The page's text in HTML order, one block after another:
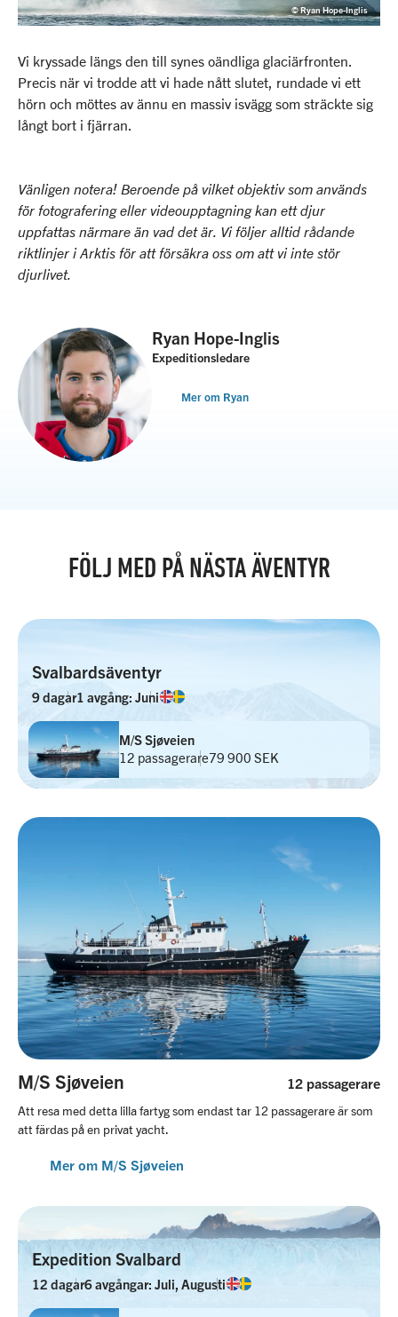
© Ryan Hope-Inglis
Vi kryssade längs den till synes oändliga glaciärfronten.
Precis när vi trodde att vi hade nått slutet, rundade vi ett
hörn och möttes av ännu en massiv isvägg som sträckte sig
långt bort i fjärran.
Vänligen notera! Beroende på vilket objektiv som används
för fotografering eller videoupptagning kan ett djur
uppfattas närmare än vad det är. Vi följer alltid rådande
riktlinjer i Arktis för att försäkra oss om att vi inte stör
djurlivet.
Ryan Hope-Inglis
Expeditionsledare
Mer om Ryan
FÖLJ MED PÅ NÄSTA ÄVENTYR
Svalbardsäventyr
9 dagar1 avgång: Juni
M/S Sjøveien
12 passagerare79 900 SEK
M/S Sjøveien 12 passagerare
Att resa med detta lilla fartyg som endast tar 12 passagerare är som
att färdas på en privat yacht.
Mer om M/S Sjøveien
Expedition Svalbard
12 dagar6 avgångar: Juli, Augusti